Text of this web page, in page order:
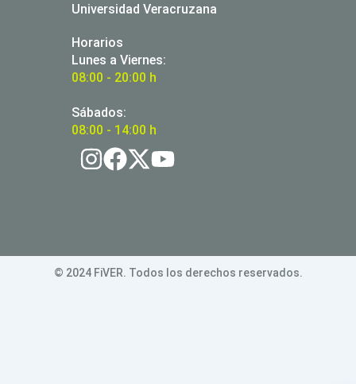
Universidad Veracruzana
Horarios
Lunes a Viernes:
08:00 - 20:00 h
Sábados:
08:00 - 14:00 h
© 2024 FiVER. Todos los derechos reservados.